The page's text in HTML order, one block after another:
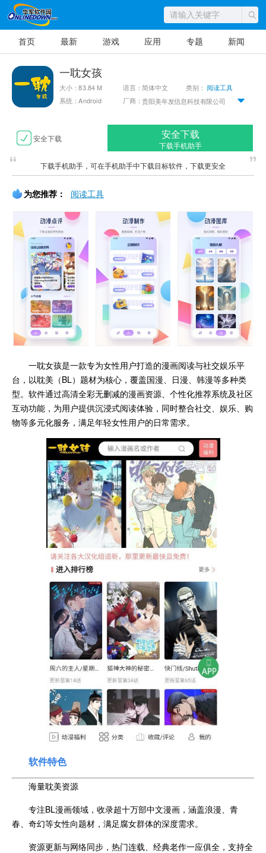
首页 最新 游戏 应用 专题 新闻
一耽女孩
大小：83.84 M 语言：简体中文 类别：阅读工具
系统：Android
厂商： 贵阳美年发信息科技有限公司
安全下载 安全下载
下载手机助手
下载手机助手，可在手机助手中下载目标软件，下载更安全
为您推荐： 阅读工具
一耽女孩是一款专为女性用户打造的漫画阅读与社交娱乐平
台，以耽美（BL）题材为核心，覆盖国漫、日漫、韩漫等多种类
型。软件通过高清全彩无删减的漫画资源、个性化推荐系统及社区
互动功能，为用户提供沉浸式阅读体验，同时整合社交、娱乐、购
物等多元化服务，满足年轻女性用户的日常需求。
软件特色
海量耽美资源
专注BL漫画领域，收录超十万部中文漫画，涵盖浪漫、青
春、奇幻等女性向题材，满足腐女群体的深度需求。
资源更新与网络同步，热门连载、经典老作一应俱全，支持全